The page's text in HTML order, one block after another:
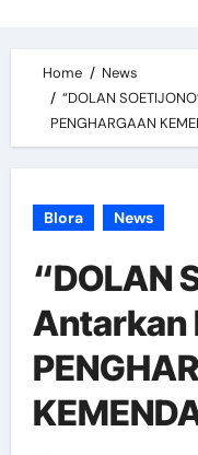
Home
News
“DOLAN
PENGHARGAAN
Blora News
“DOLAN
Antarkan